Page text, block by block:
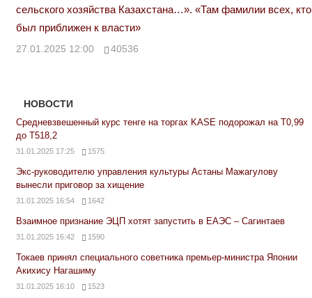
сельского хозяйства Казахстана…». «Там фамилии всех, кто
был приближен к власти»
27.01.2025 12:00 40536
НОВОСТИ
Средневзвешенный курс тенге на торгах KASE подорожал на Т0,99
до Т518,2
31.01.2025 17:25 1575
Экс-руководителю управления культуры Астаны Мажагулову
вынесли приговор за хищение
31.01.2025 16:54 1642
Взаимное признание ЭЦП хотят запустить в ЕАЭС – Сагинтаев
31.01.2025 16:42 1590
Токаев принял специального советника премьер-министра Японии
Акихису Нагашиму
31.01.2025 16:10 1523